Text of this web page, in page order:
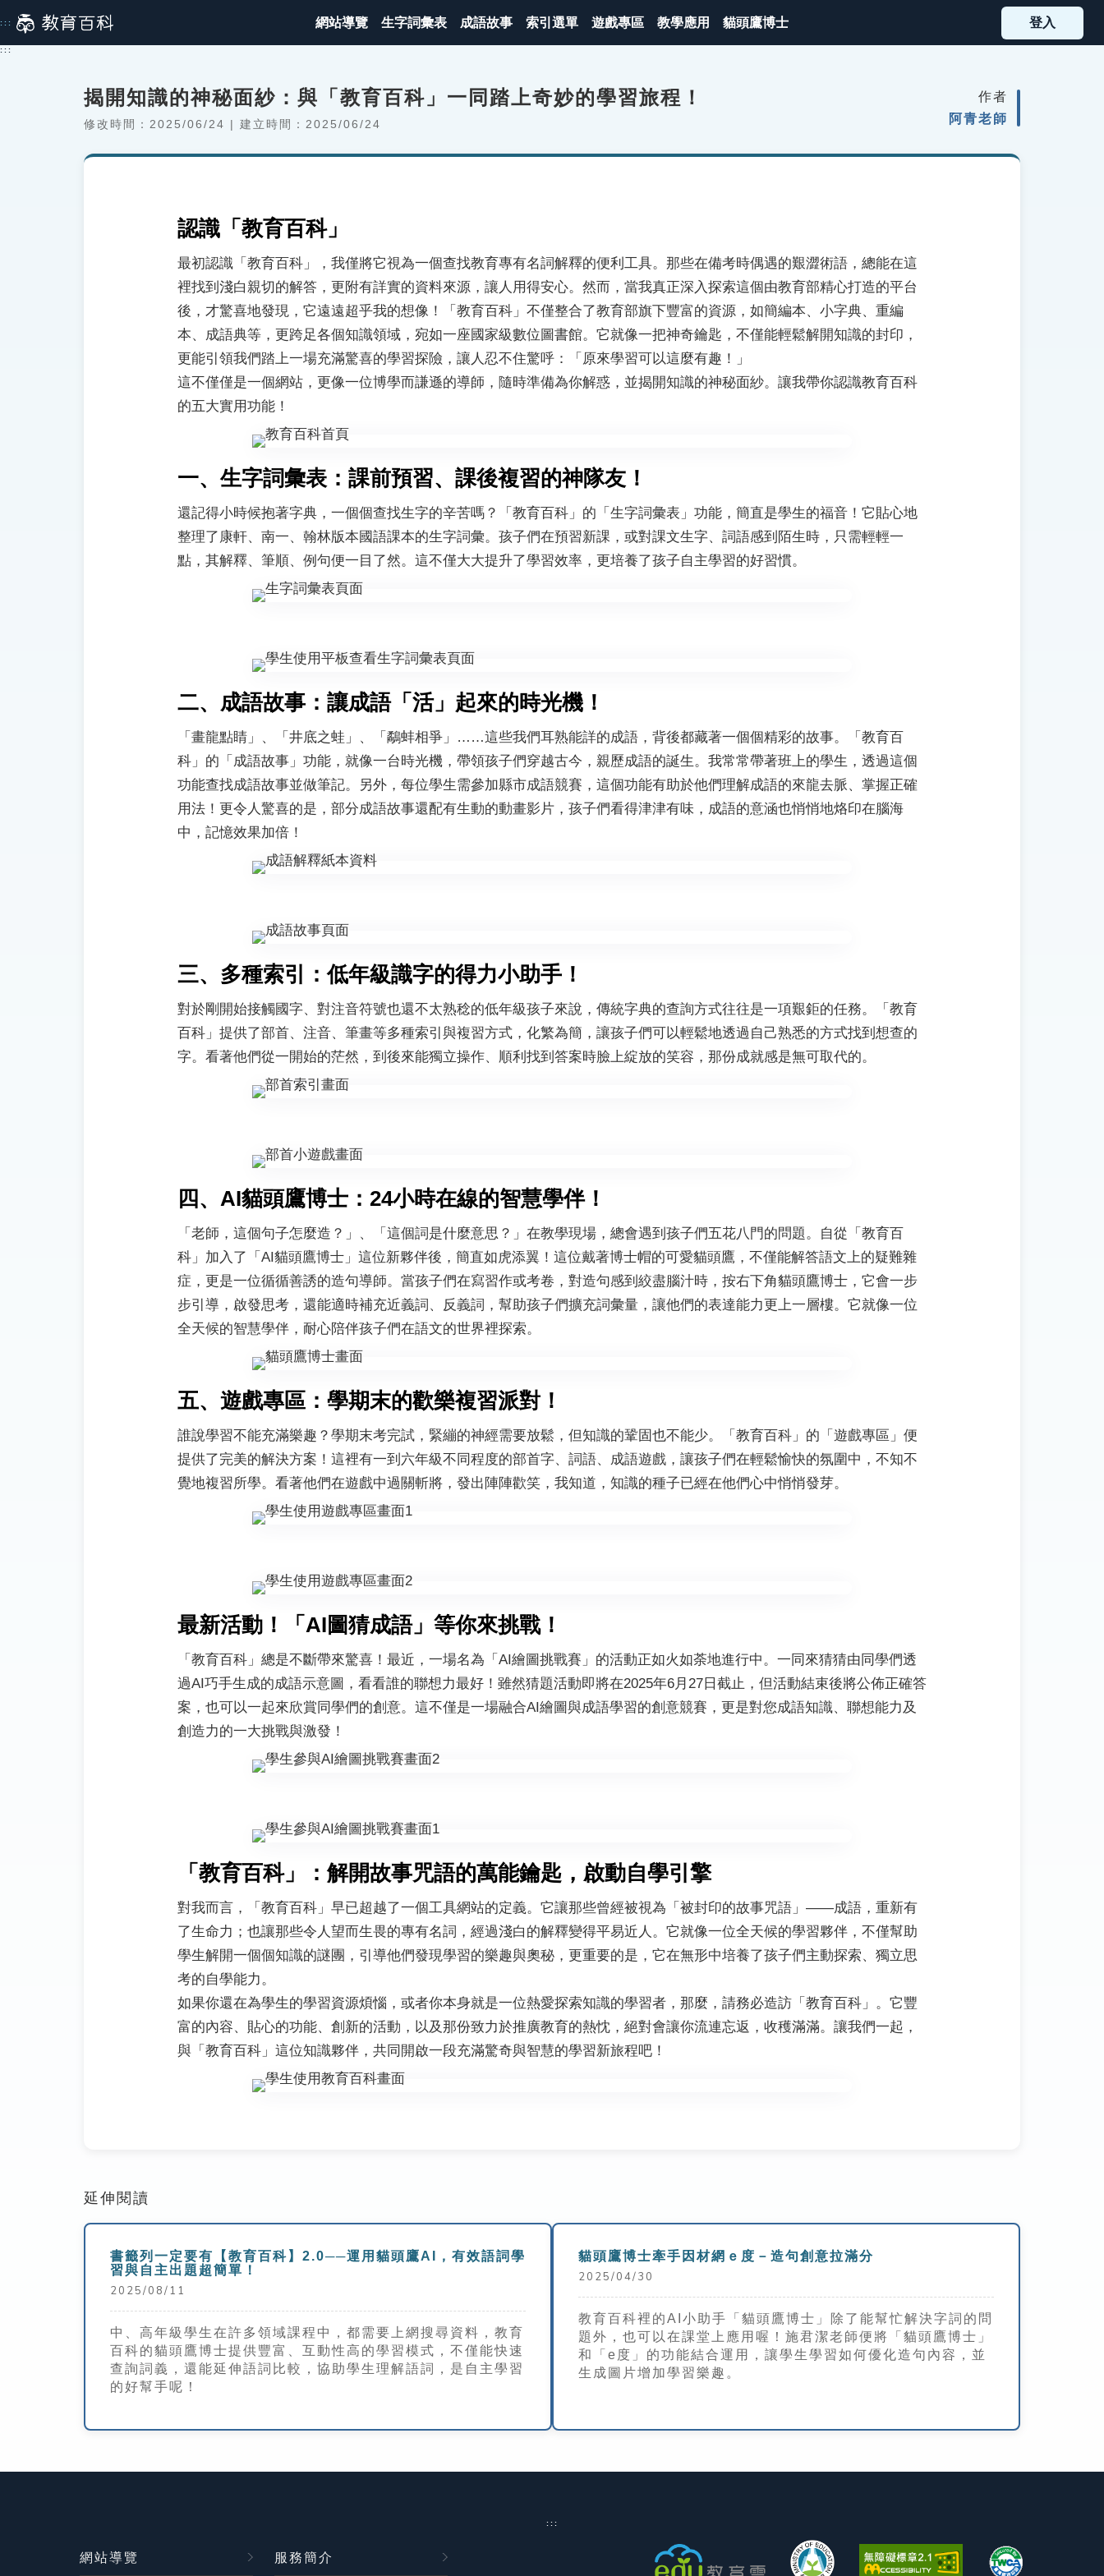
到
主
::: 網站導覽 生字詞彙表 成語故事 索引選單 遊戲專區 教學應用 貓頭鷹博士 登入
:::
揭開知識的神秘面紗：與「教育百科」一同踏上奇妙的學習旅程！
修改時間：2025/06/24 | 建立時間：2025/06/24
作者
阿青老師
認識「教育百科」
最初認識「教育百科」，我僅將它視為一個查找教育專有名詞解釋的便利工具。那些在備考時偶遇的艱澀術語，總能在這
裡找到淺白親切的解答，更附有詳實的資料來源，讓人用得安心。然而，當我真正深入探索這個由教育部精心打造的平台
後，才驚喜地發現，它遠遠超乎我的想像！「教育百科」不僅整合了教育部旗下豐富的資源，如簡編本、小字典、重編
本、成語典等，更跨足各個知識領域，宛如一座國家級數位圖書館。它就像一把神奇鑰匙，不僅能輕鬆解開知識的封印，
更能引領我們踏上一場充滿驚喜的學習探險，讓人忍不住驚呼：「原來學習可以這麼有趣！」
這不僅僅是一個網站，更像一位博學而謙遜的導師，隨時準備為你解惑，並揭開知識的神秘面紗。讓我帶你認識教育百科
的五大實用功能！
一、生字詞彙表：課前預習、課後複習的神隊友！
還記得小時候抱著字典，一個個查找生字的辛苦嗎？「教育百科」的「生字詞彙表」功能，簡直是學生的福音！它貼心地
整理了康軒、南一、翰林版本國語課本的生字詞彙。孩子們在預習新課，或對課文生字、詞語感到陌生時，只需輕輕一
點，其解釋、筆順、例句便一目了然。這不僅大大提升了學習效率，更培養了孩子自主學習的好習慣。
二、成語故事：讓成語「活」起來的時光機！
「畫龍點睛」、「井底之蛙」、「鷸蚌相爭」……這些我們耳熟能詳的成語，背後都藏著一個個精彩的故事。「教育百
科」的「成語故事」功能，就像一台時光機，帶領孩子們穿越古今，親歷成語的誕生。我常常帶著班上的學生，透過這個
功能查找成語故事並做筆記。另外，每位學生需參加縣市成語競賽，這個功能有助於他們理解成語的來龍去脈、掌握正確
用法！更令人驚喜的是，部分成語故事還配有生動的動畫影片，孩子們看得津津有味，成語的意涵也悄悄地烙印在腦海
中，記憶效果加倍！
三、多種索引：低年級識字的得力小助手！
對於剛開始接觸國字、對注音符號也還不太熟稔的低年級孩子來說，傳統字典的查詢方式往往是一項艱鉅的任務。「教育
百科」提供了部首、注音、筆畫等多種索引與複習方式，化繁為簡，讓孩子們可以輕鬆地透過自己熟悉的方式找到想查的
字。看著他們從一開始的茫然，到後來能獨立操作、順利找到答案時臉上綻放的笑容，那份成就感是無可取代的。
四、AI貓頭鷹博士：24小時在線的智慧學伴！
「老師，這個句子怎麼造？」、「這個詞是什麼意思？」在教學現場，總會遇到孩子們五花八門的問題。自從「教育百
科」加入了「AI貓頭鷹博士」這位新夥伴後，簡直如虎添翼！這位戴著博士帽的可愛貓頭鷹，不僅能解答語文上的疑難雜
症，更是一位循循善誘的造句導師。當孩子們在寫習作或考卷，對造句感到絞盡腦汁時，按右下角貓頭鷹博士，它會一步
步引導，啟發思考，還能適時補充近義詞、反義詞，幫助孩子們擴充詞彙量，讓他們的表達能力更上一層樓。它就像一位
全天候的智慧學伴，耐心陪伴孩子們在語文的世界裡探索。
五、遊戲專區：學期末的歡樂複習派對！
誰說學習不能充滿樂趣？學期末考完試，緊繃的神經需要放鬆，但知識的鞏固也不能少。「教育百科」的「遊戲專區」便
提供了完美的解決方案！這裡有一到六年級不同程度的部首字、詞語、成語遊戲，讓孩子們在輕鬆愉快的氛圍中，不知不
覺地複習所學。看著他們在遊戲中過關斬將，發出陣陣歡笑，我知道，知識的種子已經在他們心中悄悄發芽。
最新活動！「AI圖猜成語」等你來挑戰！
「教育百科」總是不斷帶來驚喜！最近，一場名為「AI繪圖挑戰賽」的活動正如火如荼地進行中。一同來猜猜由同學們透
過AI巧手生成的成語示意圖，看看誰的聯想力最好！雖然猜題活動即將在2025年6月27日截止，但活動結束後將公佈正確答
案，也可以一起來欣賞同學們的創意。這不僅是一場融合AI繪圖與成語學習的創意競賽，更是對您成語知識、聯想能力及
創造力的一大挑戰與激發！
「教育百科」：解開故事咒語的萬能鑰匙，啟動自學引擎
對我而言，「教育百科」早已超越了一個工具網站的定義。它讓那些曾經被視為「被封印的故事咒語」——成語，重新有
了生命力；也讓那些令人望而生畏的專有名詞，經過淺白的解釋變得平易近人。它就像一位全天候的學習夥伴，不僅幫助
學生解開一個個知識的謎團，引導他們發現學習的樂趣與奧秘，更重要的是，它在無形中培養了孩子們主動探索、獨立思
考的自學能力。
如果你還在為學生的學習資源煩惱，或者你本身就是一位熱愛探索知識的學習者，那麼，請務必造訪「教育百科」。它豐
富的內容、貼心的功能、創新的活動，以及那份致力於推廣教育的熱忱，絕對會讓你流連忘返，收穫滿滿。讓我們一起，
與「教育百科」這位知識夥伴，共同開啟一段充滿驚奇與智慧的學習新旅程吧！
延伸閱讀
書籤列一定要有【教育百科】2.0──運用貓頭鷹AI，有效語詞學
習與自主出題超簡單！
2025/08/11
中、高年級學生在許多領域課程中，都需要上網搜尋資料，教育
百科的貓頭鷹博士提供豐富、互動性高的學習模式，不僅能快速
查詢詞義，還能延伸語詞比較，協助學生理解語詞，是自主學習
的好幫手呢！
貓頭鷹博士牽手因材網ｅ度－造句創意拉滿分
2025/04/30
教育百科裡的AI小助手「貓頭鷹博士」除了能幫忙解決字詞的問
題外，也可以在課堂上應用喔！施君潔老師便將「貓頭鷹博士」
和「e度」的功能結合運用，讓學生學習如何優化造句內容，並
生成圖片增加學習樂趣。
:::
網站導覽 服務簡介